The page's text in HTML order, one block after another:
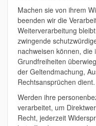
Machen sie von ihrem
beenden wir die
Weiterverarbeitung
zwingende
nachweisen können,
Grundfreiheiten
der Geltendmachung,
Rechtsansprüchen dient.
Werden ihre
verarbeitet, um
Recht, jederzeit